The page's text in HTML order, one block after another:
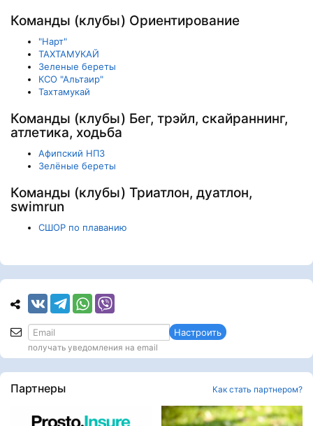
Команды (клубы) Ориентирование
"Нарт"
TAХТАМУКАЙ
Зеленые береты
КСО "Альтаир"
Тахтамукай
Команды (клубы) Бег, трэйл, скайраннинг,
атлетика, ходьба
Афипский НПЗ
Зелёные береты
Команды (клубы) Триатлон, дуатлон,
swimrun
СШОР по плаванию
Настроить
получать уведомления на email
Партнеры Как стать партнером?